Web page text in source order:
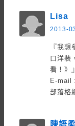
Lisa
2013-
『我
口洋裝
看！》』
E-mail :
部落格
陳語柔